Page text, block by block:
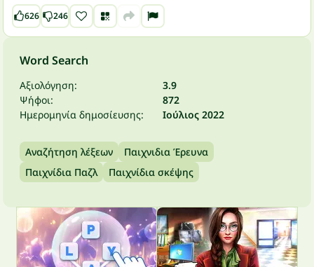
626 246
Word Search
Αξιολόγηση:
3.9
Ψήφοι:
872
Ημερομηνία δημοσίευσης:
Ιούλιος 2022
Αναζήτηση λέξεων
Παιχνιδια Έρευνα
Παιχνίδια Παζλ
Παιχνίδια σκέψης